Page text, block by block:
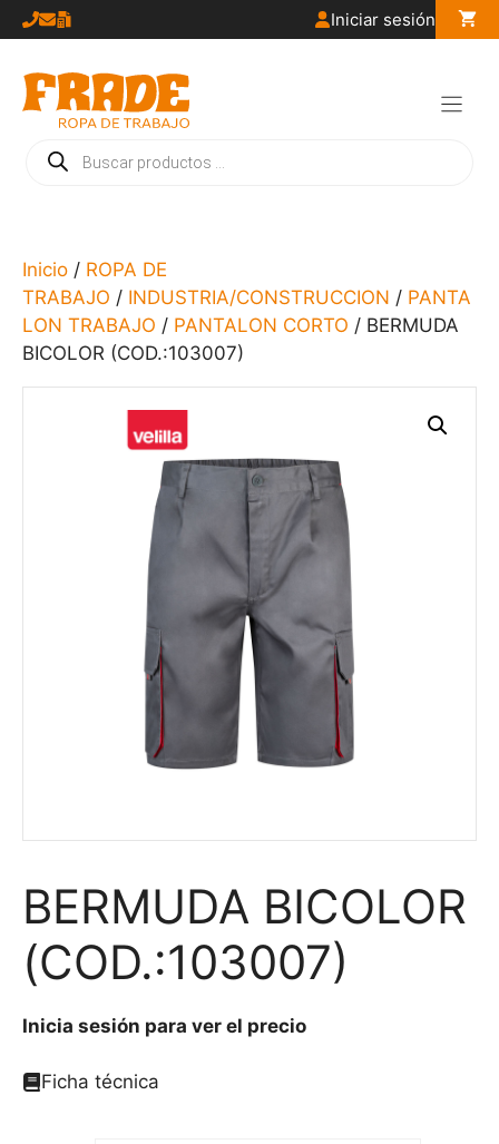
Saltar
al
contenido
Iniciar sesión
Búsqueda
de
Inicio / ROPA DE
TRABAJO / INDUSTRIA/CONSTRUCCION / PANTA
LON TRABAJO / PANTALON CORTO / BERMUDA
BICOLOR (COD.:103007)
BERMUDA BICOLOR
(COD.:103007)
Inicia sesión para ver el precio
Ficha técnica